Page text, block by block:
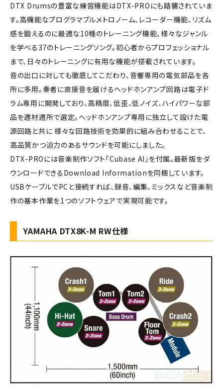
DTX Drumsの豊富な練習機能はDTX-PROにも踏襲されていま
す。高機能なプログラマブルメトロノーム、レコーダー機能、リズム
感を鍛えるのに最適な10種のトレーニング機能、様々なジャンル
を学べる37のトレーニングソング。初心者からプロフェッショナル
まで、日々のトレーニングに有用な機能が搭載されています。
音の出口に対しても徹底してこだわり、音響専用の電気部品を各
所に多用。奏者に直接音を届けるヘッドホンアンプ回路は電子ド
ラム専用に開発しており、高精度、低歪、低ノイズ、ハイパワーな部
品を適材適所で選定。ヘッドホンアンプ専用に独立して設けた電
源回路と共に 様々な回路技術を効果的に組み合わせることで、
高品質かつ迫力のあるサウンドを可能にしました。
DTX-PROには音楽制作ソフト「Cubase AI」を付属。最新版をダ
ウンロードできるDownload Informationを同梱しています。
USBケーブルでPCと接続すれば、録音、編集、ミックスなど音楽制
作の基本作業を1つのソフトウェアで実現可能です。
YAMAHA DTX8K-M RW仕様